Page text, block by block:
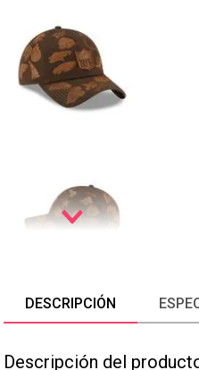
DESCRIPCIÓN
Descripción del